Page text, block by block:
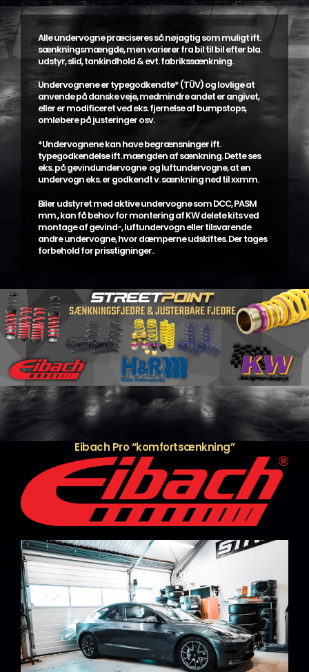
Alle undervogne præciseres så nøjagtig som muligt ift.
sænkningsmængde, men varierer fra bil til bil efter bla.
udstyr, slid, tankindhold & evt. fabrikssænkning.
Undervognene er typegodkendte* (TÜV) og lovlige at
anvende på danske veje, medmindre andet er angivet,
eller er modificeret ved eks. fjernelse af bumpstops,
omløbere på justeringer osv.
*Undervognene kan have begrænsninger ift.
typegodkendelse ift. mængden af sænkning. Dette ses
eks. på gevindundervogne og luftundervogne, at en
undervogn eks. er godkendt v. sænkning ned til xxmm.
Biler udstyret med aktive undervogne som DCC, PASM
mm., kan få behov for montering af KW delete kits ved
montage af gevind-, luftundervogn eller tilsvarende
andre undervogne, hvor dæmperne udskiftes. Der tages
forbehold for prisstigninger.
Eibach Pro “komfortsænkning”